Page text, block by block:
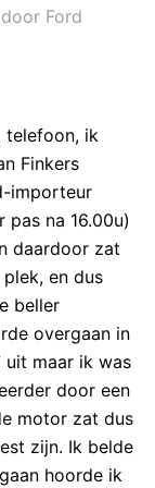
Ford
telefoon, ik
Finkers
importeur
na 16.00u)
daardoor zat
en dus
beller
overgaan in
uit maar ik was
door een
motor zat dus
zijn. Ik belde
hoorde ik